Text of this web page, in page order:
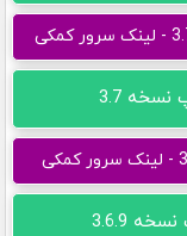
3.7
3.6.9